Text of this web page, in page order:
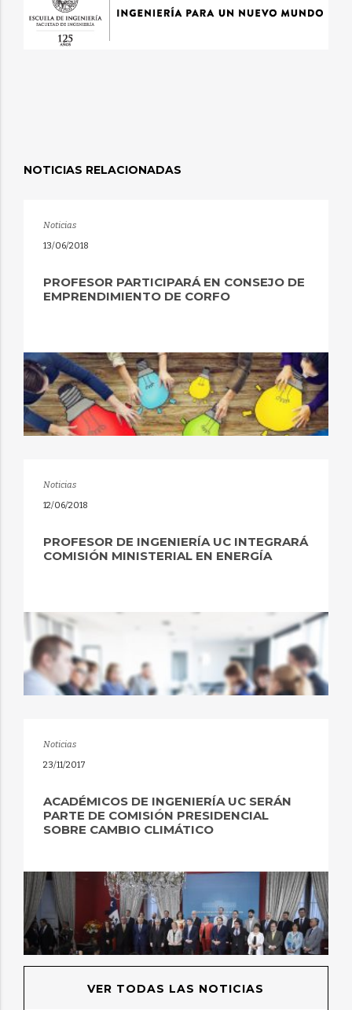
NOTICIAS RELACIONADAS
Noticias
13/06/2018
PROFESOR PARTICIPARÁ EN CONSEJO DE
EMPRENDIMIENTO DE CORFO
Noticias
12/06/2018
PROFESOR DE INGENIERÍA UC INTEGRARÁ
COMISIÓN MINISTERIAL EN ENERGÍA
Noticias
23/11/2017
ACADÉMICOS DE INGENIERÍA UC SERÁN
PARTE DE COMISIÓN PRESIDENCIAL
SOBRE CAMBIO CLIMÁTICO
VER TODAS LAS NOTICIAS